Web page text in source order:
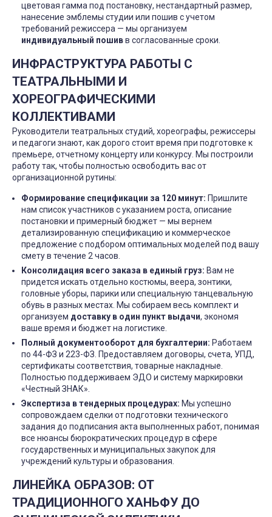
цветовая гамма под постановку, нестандартный размер,
нанесение эмблемы студии или пошив с учетом
требований режиссера — мы организуем
индивидуальный пошивв согласованные сроки.
ИНФРАСТРУКТУРА РАБОТЫ С
ТЕАТРАЛЬНЫМИ И
ХОРЕОГРАФИЧЕСКИМИ
КОЛЛЕКТИВАМИ
Руководители театральных студий, хореографы, режиссеры
и педагоги знают, как дорого стоит время при подготовке к
премьере, отчетному концерту или конкурсу. Мы построили
работу так, чтобы полностью освободить вас от
организационной рутины:
Формирование спецификации за 120 минут: Пришлите
нам список участников с указанием роста, описание
постановки и примерный бюджет — мы вернем
детализированную спецификацию и коммерческое
предложение с подбором оптимальных моделей под вашу
смету в течение 2 часов.
Консолидация всего заказа в единый груз: Вам не
придется искать отдельно костюмы, веера, зонтики,
головные уборы, парики или специальную танцевальную
обувь в разных местах. Мы собираем весь комплект и
организуем доставку в один пункт выдачи, экономя
ваше время и бюджет на логистике.
Полный документооборот для бухгалтерии: Работаем
по 44-ФЗ и 223-ФЗ. Предоставляем договоры, счета, УПД,
сертификаты соответствия, товарные накладные.
Полностью поддерживаем ЭДО и систему маркировки
«Честный ЗНАК».
Экспертиза в тендерных процедурах: Мы успешно
сопровождаем сделки от подготовки технического
задания до подписания акта выполненных работ, понимая
все нюансы бюрократических процедур в сфере
государственных и муниципальных закупок для
учреждений культуры и образования.
ЛИНЕЙКА ОБРАЗОВ: ОТ
ТРАДИЦИОННОГО ХАНЬФУ ДО